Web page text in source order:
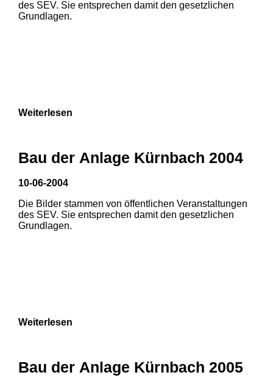
1 2
des SEV. Sie entsprechen damit den gesetzlichen
Grundlagen.
Weiterlesen
Bau der Anlage Kürnbach 2004
10-06-2004
Die Bilder stammen von öffentlichen Veranstaltungen
des SEV. Sie entsprechen damit den gesetzlichen
Grundlagen.
Weiterlesen
Bau der Anlage Kürnbach 2005